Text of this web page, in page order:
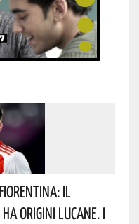
Il
Origini Lucane. I